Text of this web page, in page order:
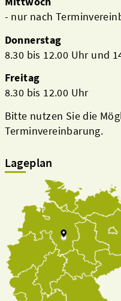
- nur nach
Donnerstag
8.30 bis 12.00 Uhr und
Freitag
8.30 bis 12.00 Uhr
Bitte nutzen Sie die
Terminvereinbarung.
Lageplan